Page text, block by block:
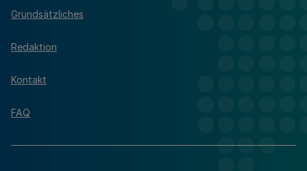
Grundsätzliches
Redaktion
Kontakt
FAQ